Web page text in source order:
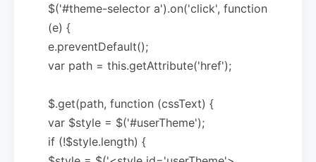
$('#theme-selector a').on('click', function
(e) {
e.preventDefault();
var path = this.getAttribute('href');
$.get(path, function (cssText) {
var $style = $('#userTheme');
if (!$style.length) {